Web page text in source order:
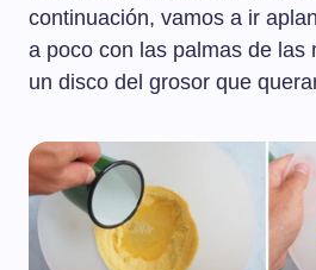
continuación, vamos a ir
a poco con las palmas de las
un disco del grosor que